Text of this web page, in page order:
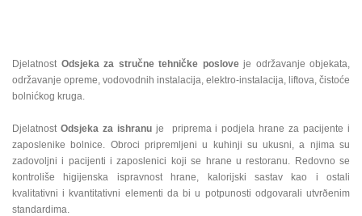
Djelatnost Odsjeka za stručne tehničke posloveje održavanje objekata,
održavanje opreme, vodovodnih instalacija, elektro-instalacija, liftova, čistoće
bolnićkog kruga.
Djelatnost Odsjeka za ishranuje priprema i podjela hrane za pacijente i
zaposlenike bolnice. Obroci pripremljeni u kuhinji su ukusni, a njima su
zadovoljni i pacijenti i zaposlenici koji se hrane u restoranu. Redovno se
kontroliše higijenska ispravnost hrane, kalorijski sastav kao i ostali
kvalitativni i kvantitativni elementi da bi u potpunosti odgovarali utvrðenim
standardima.